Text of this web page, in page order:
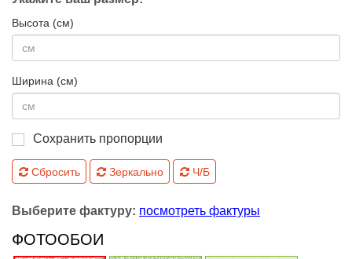
Высота (см)
Ширина (см)
Сохранить пропорции
Сбросить Зеркально Ч/Б
Выберите фактуру: посмотреть фактуры
ФОТООБОИ